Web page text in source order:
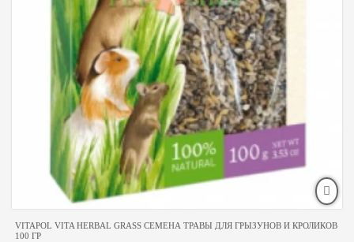
VITAPOL VITA HERBAL GRASS СЕМЕНА ТРАВЫ ДЛЯ ГРЫЗУНОВ И КРОЛИКОВ
100 ГР